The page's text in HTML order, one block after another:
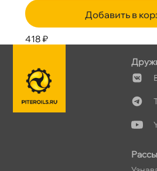
Добавить в
418 ₽